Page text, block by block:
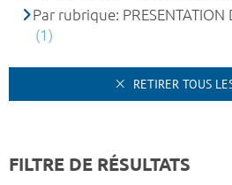
Par rubrique: PRESENTATION
(1)
RETIRER TOUS
FILTRE DE RÉSULTATS